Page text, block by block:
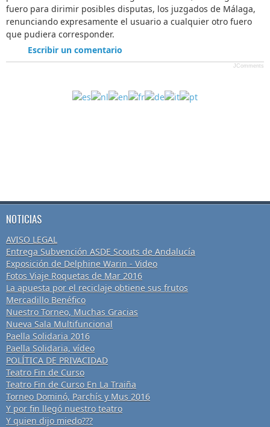
fuero para dirimir posibles disputas, los juzgados de Málaga,
renunciando expresamente el usuario a cualquier otro fuero
que pudiera corresponder.
Escribir un comentario
JComments
NOTICIAS
AVISO LEGAL
Entrega Subvención ASDE Scouts de Andalucía
Exposición de Delphine Warin - Video
Fotos Viaje Roquetas de Mar 2016
La apuesta por el reciclaje obtiene sus frutos
Mercadillo Benéfico
Nuestro Torneo, Muchas Gracias
Nueva Sala Multifuncional
Paella Solidaria 2016
Paella Solidaria, vídeo
POLÍTICA DE PRIVACIDAD
Teatro Fin de Curso
Teatro Fin de Curso En La Traiña
Torneo Dominó, Parchís y Mus 2016
Y por fin llegó nuestro teatro
Y quien dijo miedo???